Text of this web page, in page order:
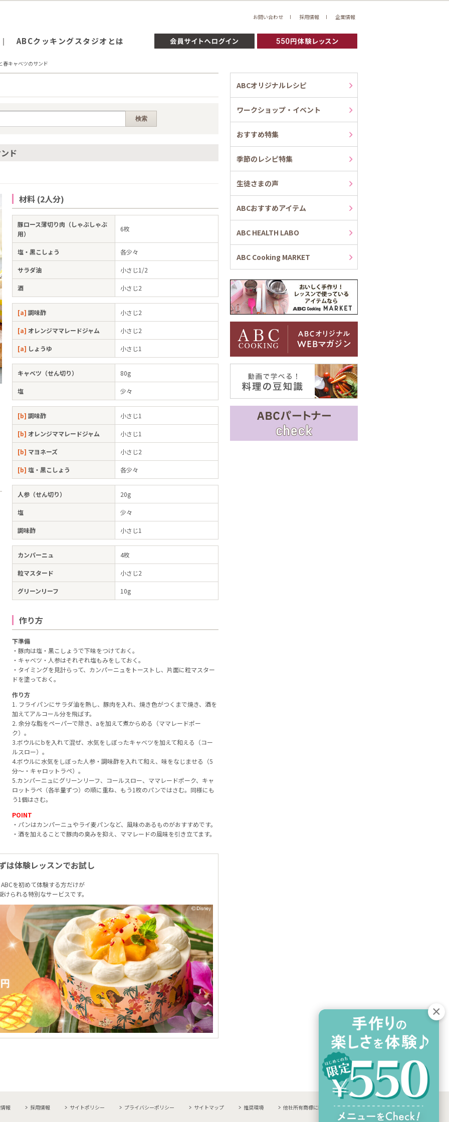
ABCクッキングスタジオとは
お問い合わせ 採用情報 企業情報
春キャベツのサンド
ド
材料 (2人分)
豚ロース薄切り肉（しゃぶしゃぶ
用）
6枚
塩・黒こしょう 各少々
サラダ油 小さじ1/2
酒 小さじ2
[a] 調味酢 小さじ2
[a] オレンジママレードジャム 小さじ2
[a] しょうゆ 小さじ1
キャベツ（せん切り） 80g
塩 少々
[b] 調味酢 小さじ1
[b] オレンジママレードジャム 小さじ1
[b] マヨネーズ 小さじ2
[b] 塩・黒こしょう 各少々
人参（せん切り） 20g
塩 少々
調味酢 小さじ1
カンパーニュ 4枚
粒マスタード 小さじ2
グリーンリーフ 10g
作り方
下準備
・豚肉は塩・黒こしょうで下味をつけておく。
・キャベツ・人参はそれぞれ塩もみをしておく。
・タイミングを見計らって、カンパーニュをトーストし、片面に粒マスター
ドを塗っておく。
作り方
1. フライパンにサラダ油を熱し、豚肉を入れ、焼き色がつくまで焼き、酒を
加えてアルコール分を飛ばす。
2. 余分な脂をペーパーで除き、aを加えて煮からめる（ママレードポー
ク）。
3.ボウルにbを入れて混ぜ、水気をしぼったキャベツを加えて和える（コー
ルスロー）。
4.ボウルに水気をしぼった人参・調味酢を入れて和え、味をなじませる（5
分〜・キャロットラペ）。
5.カンパーニュにグリーンリーフ、コールスロー、ママレードポーク、キャ
ロットラペ（各半量ずつ）の順に重ね、もう1枚のパンではさむ。同様にも
う1個はさむ。
POINT
・パンはカンパーニュやライ麦パンなど、風味のあるものがおすすめです。
・酒を加えることで豚肉の臭みを抑え、ママレードの風味を引き立てます。
は体験レッスンでお試し
ABCを初めて体験する方だけが
けられる特別なサービスです。
ABCオリジナルレシピ
ワークショップ・イベント
おすすめ特集
季節のレシピ特集
生徒さまの声
ABCおすすめアイテム
ABC HEALTH LABO
ABC Cooking MARKET
報 採用情報 サイトポリシー プライバシーポリシー サイトマップ 推奨環境 他社所有商標に関する表示